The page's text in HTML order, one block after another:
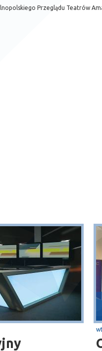
Przeglądu Teatrów